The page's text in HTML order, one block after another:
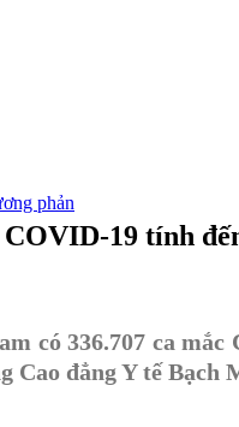
19 tính
có 336.707 ca
đẳng Y tế Bạch